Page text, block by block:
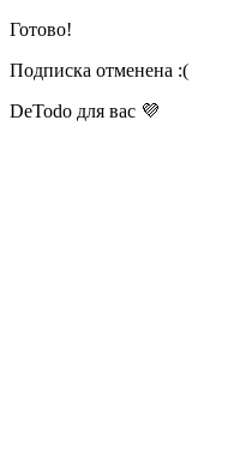
Готово!
Подписка отменена :(
DeTodo для вас 💜